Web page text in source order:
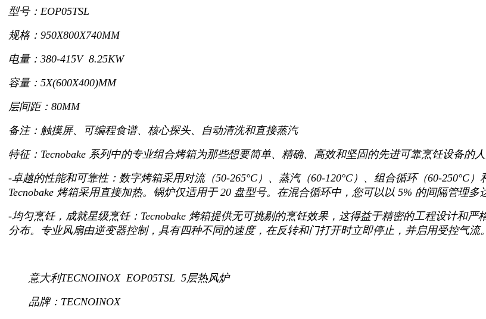
型号：EOP05TSL
规格：950X800X740MM
电量：380-415V 8.25KW
容量：5X(600X400)MM
层间距：80MM
备注：触摸屏、可编程食谱、核心探头、自动清洗和直接蒸汽
特征：Tecnobake 系列中的专业组合烤箱为那些想要简单、精确、高效和坚固的先进可靠烹饪设备的
-卓越的性能和可靠性：数字烤箱采用对流（50-265°C）、蒸汽（60-120°C）、组合循环（60-250°C
Tecnobake 烤箱采用直接加热。锅炉仅适用于 20 盘型号。在混合循环中，您可以以 5% 的间隔管理多
-均匀烹饪，成就星级烹饪：Tecnobake 烤箱提供无可挑剔的烹饪效果，这得益于精密的工程设计和
分布。专业风扇由逆变器控制，具有四种不同的速度，在反转和门打开时立即停止，并启用受控气
意大利TECNOINOX EOP05TSL 5层热风炉
品牌：TECNOINOX